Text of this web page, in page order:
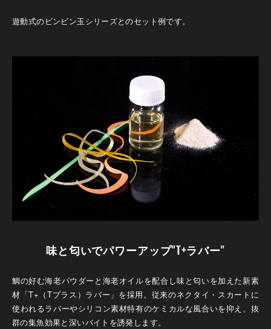
遊動式のビンビン玉シリーズとのセット例です。
味と匂いでパワーアップ"T+ラバー"
鯛の好む海老パウダーと海老オイルを配合し味と匂いを加えた新素
材「T+（Tプラス）ラバー」を採用。従来のネクタイ・スカートに
使われるラバーやシリコン素材特有のケミカルな風合いを抑え、抜
群の集魚効果と深いバイトを誘発します。